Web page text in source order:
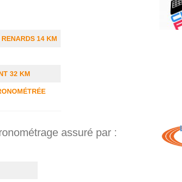
14 KM
32 KM
assuré par :